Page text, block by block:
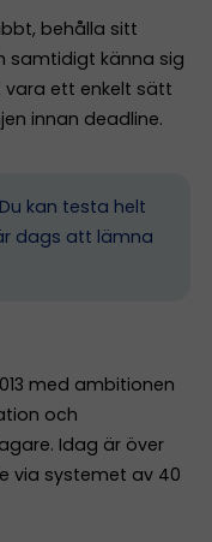
behålla sitt
samtidigt känna sig
ett enkelt sätt
innan deadline.
Du kan testa helt
dags att lämna
med ambitionen
och
Idag är över
via systemet av 40